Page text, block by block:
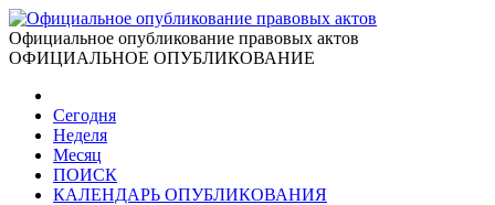
Официальное опубликование правовых актов
ОФИЦИАЛЬНОЕ ОПУБЛИКОВАНИЕ
Сегодня
Неделя
Месяц
ПОИСК
КАЛЕНДАРЬ ОПУБЛИКОВАНИЯ